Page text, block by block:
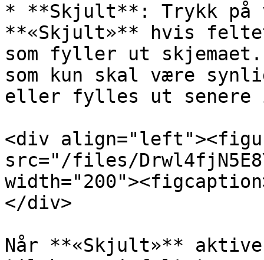
* **Skjult**: Trykk på
**«Skjult»** hvis
som fyller ut
som kun skal være
eller fylles ut senere
<div
src="/files/
</div>
Når **«Skjult»**